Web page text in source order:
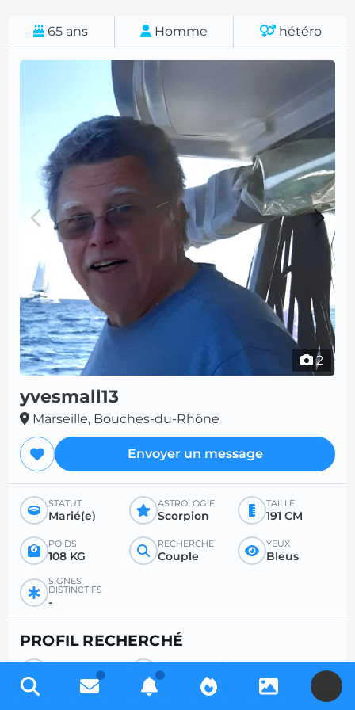
65 ans Homme hétéro
2
yvesmall13
Marseille, Bouches-du-Rhône
Envoyer un message
STATUT
Marié(e)
ASTROLOGIE
Scorpion
TAILLE
191 CM
POIDS
108 KG
RECHERCHE
Couple
YEUX
Bleus
SIGNES
DISTINCTIFS
-
PROFIL RECHERCHÉ
RECHERCHE
Femme
ÂGE SOUHAITÉ
-